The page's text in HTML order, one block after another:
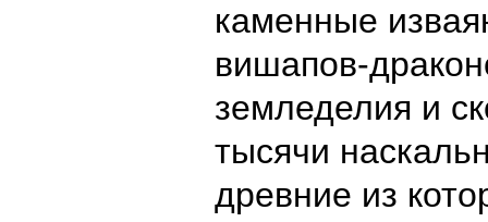
каменные
вишапов-
земледелия и
тысячи
древние из